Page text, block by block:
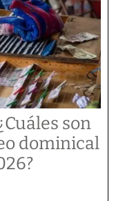
son
dominical